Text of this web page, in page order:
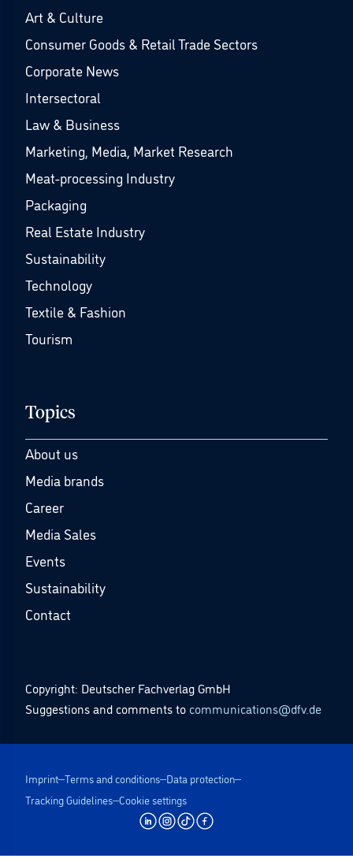
Art & Culture
Consumer Goods & Retail Trade Sectors
Corporate News
Intersectoral
Law & Business
Marketing, Media, Market Research
Meat-processing Industry
Packaging
Real Estate Industry
Sustainability
Technology
Textile & Fashion
Tourism
Topics
About us
Media brands
Career
Media Sales
Events
Sustainability
Contact
Copyright: Deutscher Fachverlag GmbH
Suggestions and comments to communications@dfv.de
Imprint Terms and conditions Data protection
Tracking Guidelines Cookie settings